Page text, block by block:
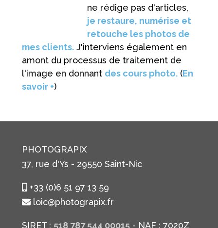
ne rédige pas d'articles,
je restaure, numérise et
retouche les photos de
mes clients.J'interviens également en
amont du processus de traitement de
l'image en donnant des cours photo.(En
savoir +)
PHOTOGRAPIX
37, rue d'Ys - 29550 Saint-Nic
+33 (0)6 51 97 13 59
loic@photograpix.fr
SIRET : 518 787 544 00015- NAF : 7020Z